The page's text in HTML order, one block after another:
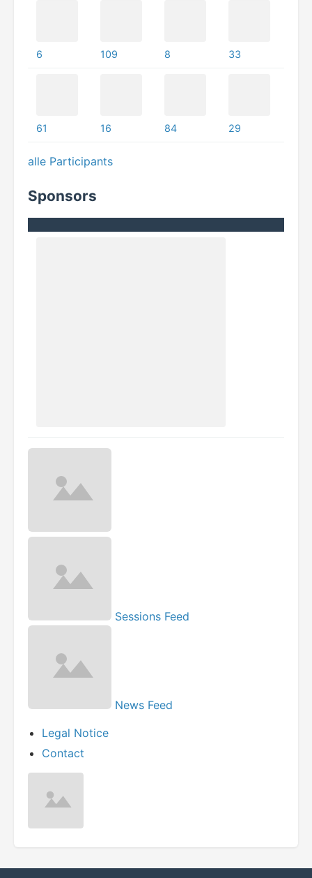
6 109 8 33
61 16 84 29
alle Participants
Sponsors
Sessions Feed
News Feed
Legal Notice
Contact